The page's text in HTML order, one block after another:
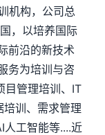
机构，公司总
，以培养国际
前沿的新技术
务为培训与咨
目管理培训、IT
训、需求管理
人工智能等....近